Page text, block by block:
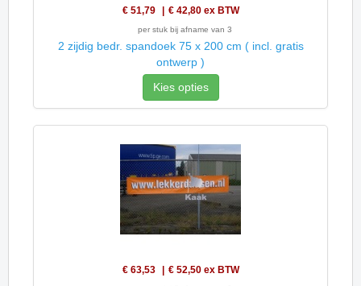
€ 51,79 € 42,80 ex BTW
per stuk bij afname van 3
2 zijdig bedr. spandoek 75 x 200 cm ( incl. gratis
ontwerp )
Kies opties
€ 63,53 € 52,50 ex BTW